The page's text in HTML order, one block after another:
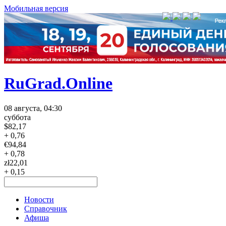
Мобильная версия
RuGrad.Online
08 августа, 04:30
суббота
$82,17
+ 0,76
€94,84
+ 0,78
zł22,01
+ 0,15
Новости
Справочник
Афиша